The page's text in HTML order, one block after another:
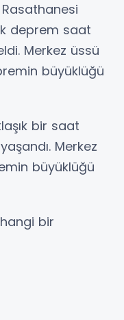
deprem saat
Merkez üssü
büyüklüğü
bir saat
Merkez
büyüklüğü
bir